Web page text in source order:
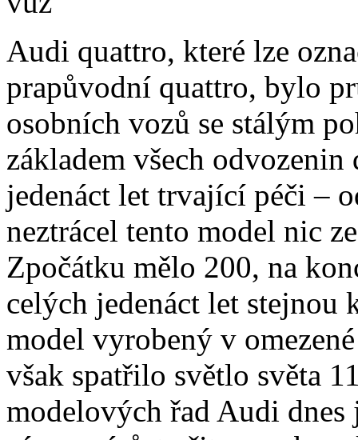
Audi quattro, které lze
prapůvodní quattro, bylo
osobních vozů se stálým
základem všech
jedenáct let trvající péči –
neztrácel tento model nic
Zpočátku mělo 200, na
celých jedenáct let
model vyrobený v
však spatřilo světlo světa
modelových řad Audi dnes